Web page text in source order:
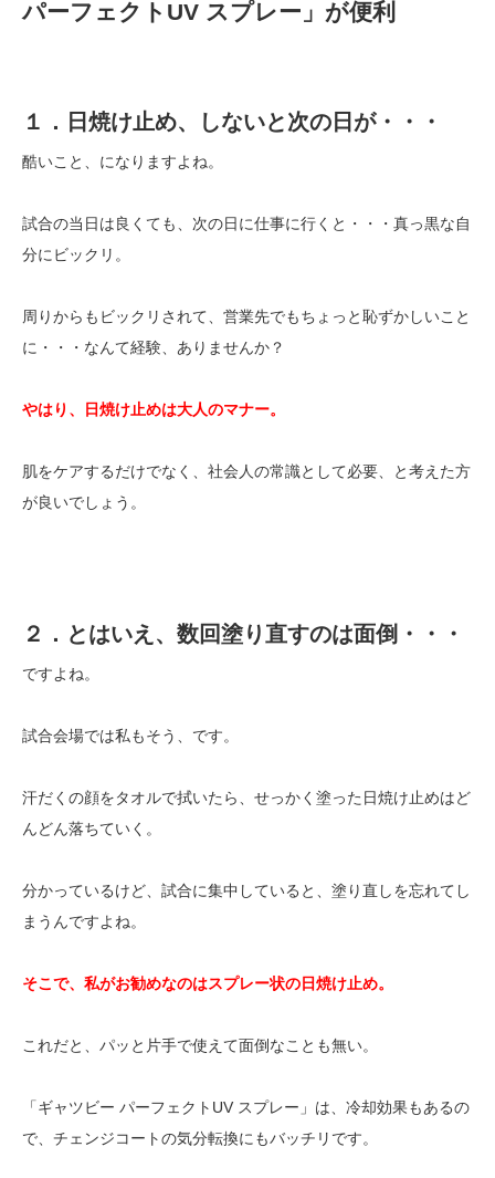
パーフェクトUV スプレー」が便利
１．日焼け止め、しないと次の日が・・・
酷いこと、になりますよね。
試合の当日は良くても、次の日に仕事に行くと・・・真っ黒な自
分にビックリ。
周りからもビックリされて、営業先でもちょっと恥ずかしいこと
に・・・なんて経験、ありませんか？
やはり、日焼け止めは大人のマナー。
肌をケアするだけでなく、社会人の常識として必要、と考えた方
が良いでしょう。
２．とはいえ、数回塗り直すのは面倒・・・
ですよね。
試合会場では私もそう、です。
汗だくの顔をタオルで拭いたら、せっかく塗った日焼け止めはど
んどん落ちていく。
分かっているけど、試合に集中していると、塗り直しを忘れてし
まうんですよね。
そこで、私がお勧めなのはスプレー状の日焼け止め。
これだと、パッと片手で使えて面倒なことも無い。
「ギャツビー パーフェクトUV スプレー」は、冷却効果もあるの
で、チェンジコートの気分転換にもバッチリです。